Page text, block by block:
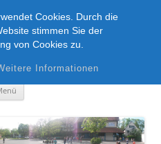
Cookies. Durch die
stimmen Sie der
von Cookies zu.
Informationen
– Bentfeld